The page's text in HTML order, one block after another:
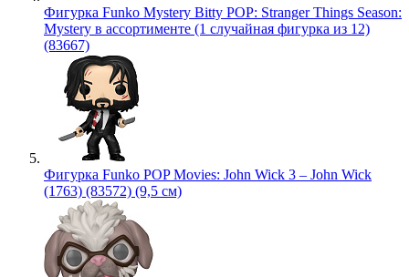
Фигурка Funko Mystery Bitty POP: Stranger Things Season:
Mystery в ассортименте (1 случайная фигурка из 12)
(83667)
Фигурка Funko POP Movies: John Wick 3 – John Wick
(1763) (83572) (9,5 см)